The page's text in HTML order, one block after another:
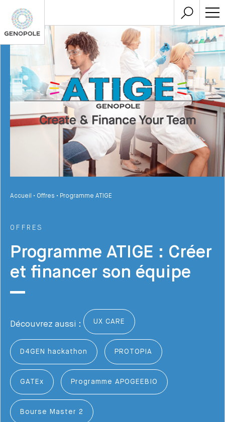
Accueil • Offres • Programme ATIGE
OFFRES
Programme ATIGE : Créer
et financer son équipe
Découvrez aussi : UX CARE
D4GEN hackathon PROTOPIA
GATEx Programme APOGEEBIO
Bourse Master 2